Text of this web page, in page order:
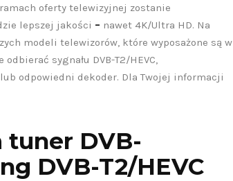
oferty telewizyjnej zostanie
lepszej jakości – nawet 4K/Ultra HD. Na
modeli telewizorów, które wyposażone są w
sygnału DVB-T2/HEVC,
odpowiedni dekoder. Dla Twojej informacji
tuner DVB-
DVB-T2/HEVC